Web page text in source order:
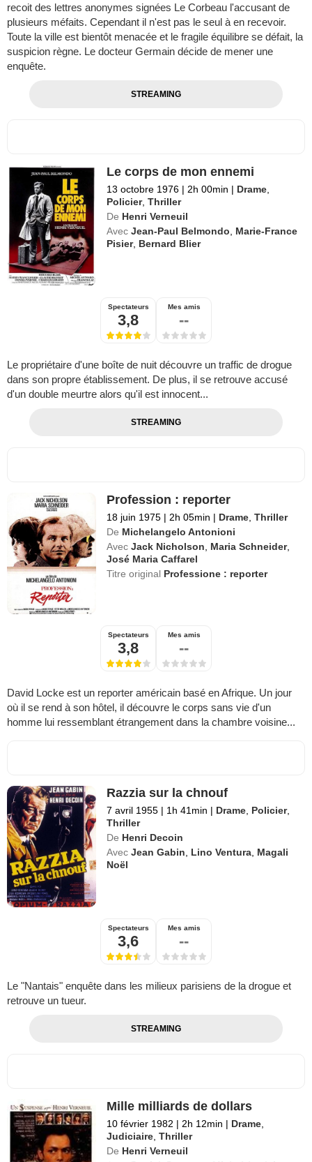
recoit des lettres anonymes signées Le Corbeau l'accusant de
plusieurs méfaits. Cependant il n'est pas le seul à en recevoir.
Toute la ville est bientôt menacée et le fragile équilibre se défait, la
suspicion règne. Le docteur Germain décide de mener une
enquête.
STREAMING
Le corps de mon ennemi
13 octobre 1976 | 2h 00min | Drame,
Policier,Thriller
De Henri Verneuil
Avec Jean-Paul Belmondo, Marie-France
Pisier, Bernard Blier
Spectateurs
3,8
Mes amis
--
Le propriétaire d'une boîte de nuit découvre un traffic de drogue
dans son propre établissement. De plus, il se retrouve accusé
d'un double meurtre alors qu'il est innocent...
STREAMING
Profession : reporter
18 juin 1975 | 2h 05min | Drame,Thriller
De Michelangelo Antonioni
Avec Jack Nicholson, Maria Schneider,
José Maria Caffarel
Titre original Professione : reporter
Spectateurs
3,8
Mes amis
--
David Locke est un reporter américain basé en Afrique. Un jour
où il se rend à son hôtel, il découvre le corps sans vie d'un
homme lui ressemblant étrangement dans la chambre voisine...
Razzia sur la chnouf
7 avril 1955 | 1h 41min | Drame, Policier,
Thriller
De Henri Decoin
Avec Jean Gabin, Lino Ventura, Magali
Noël
Spectateurs
3,6
Mes amis
--
Le "Nantais" enquête dans les milieux parisiens de la drogue et
retrouve un tueur.
STREAMING
Mille milliards de dollars
10 février 1982 | 2h 12min | Drame
Judiciaire ,Thriller
De Henri Verneuil